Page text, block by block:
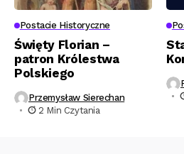
Postacie Historyczne
Święty Florian –
patron Królestwa
Polskiego
Przemysław Sierechan
2 Min Czytania